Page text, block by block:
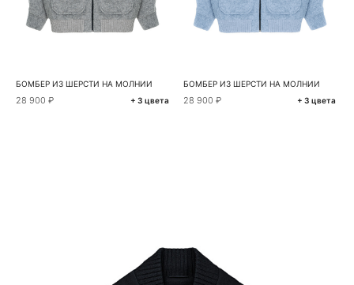
БОМБЕР ИЗ ШЕРСТИ НА МОЛНИИ
28 900 ₽ + 3 цвета
БОМБЕР ИЗ ШЕРСТИ НА МОЛНИИ
28 900 ₽ + 3 цвета